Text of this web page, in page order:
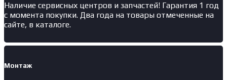
Наличие сервисных центров и запчастей! Гарантия 1 год
с момента покупки. Два года на товары отмеченные на
сайте, в каталоге.
Монтаж